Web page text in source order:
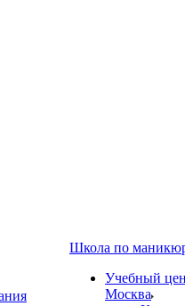
Школа по
Учебный
Москва